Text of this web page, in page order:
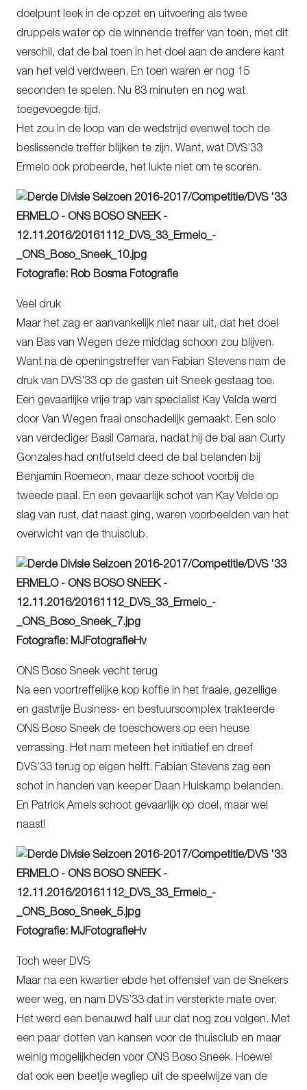
doelpunt leek in de opzet en uitvoering als twee
druppels water op de winnende treffer van toen, met dit
verschil, dat de bal toen in het doel aan de andere kant
van het veld verdween. En toen waren er nog 15
seconden te spelen. Nu 83 minuten en nog wat
toegevoegde tijd.
Het zou in de loop van de wedstrijd evenwel toch de
beslissende treffer blijken te zijn. Want, wat DVS’33
Ermelo ook probeerde, het lukte niet om te scoren.
Fotografie: Rob Bosma Fotografie
Veel druk
Maar het zag er aanvankelijk niet naar uit, dat het doel
van Bas van Wegen deze middag schoon zou blijven.
Want na de openingstreffer van Fabian Stevens nam de
druk van DVS’33 op de gasten uit Sneek gestaag toe.
Een gevaarlijke vrije trap van specialist Kay Velda werd
door Van Wegen fraai onschadelijk gemaakt. Een solo
van verdediger Basil Camara, nadat hij de bal aan Curty
Gonzales had ontfutseld deed de bal belanden bij
Benjamin Roemeon, maar deze schoot voorbij de
tweede paal. En een gevaarlijk schot van Kay Velde op
slag van rust, dat naast ging, waren voorbeelden van het
overwicht van de thuisclub.
Fotografie: MJFotografieHv
ONS Boso Sneek vecht terug
Na een voortreffelijke kop koffie in het fraaie, gezellige
en gastvrije Business- en bestuurscomplex trakteerde
ONS Boso Sneek de toeschowers op een heuse
verrassing. Het nam meteen het initiatief en dreef
DVS’33 terug op eigen helft. Fabian Stevens zag een
schot in handen van keeper Daan Huiskamp belanden.
En Patrick Amels schoot gevaarlijk op doel, maar wel
naast!
Fotografie: MJFotografieHv
Toch weer DVS
Maar na een kwartier ebde het offensief van de Snekers
weer weg, en nam DVS’33 dat in versterkte mate over.
Het werd een benauwd half uur dat nog zou volgen. Met
een paar dotten van kansen voor de thuisclub en maar
weinig mogelijkheden voor ONS Boso Sneek. Hoewel
dat ook een beetje wegliep uit de speelwijze van de